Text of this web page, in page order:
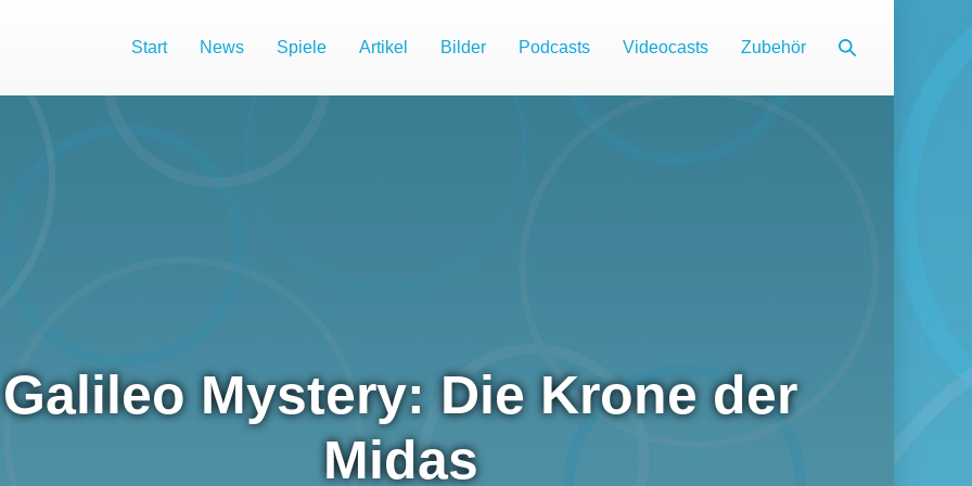
Start News Spiele Artikel Bilder Podcasts Videocasts Zubehör
Suche-
Galileo Mystery: Die Krone der
Midas